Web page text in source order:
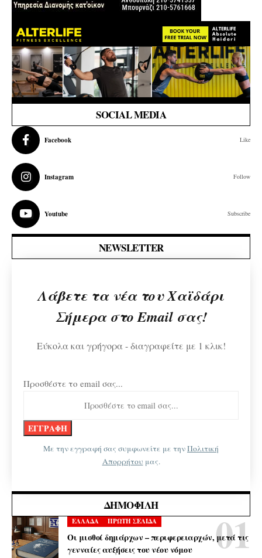
SOCIAL MEDIA
Facebook Like
Instagram Follow
Youtube Subscribe
NEWSLETTER
Λάβετε τα νέα του Χαϊδάρι
Σήμερα στο Email σας!
Εύκολα και γρήγορα - διαγραφείτε με 1 κλικ!
Προσθέστε το email σας...
Με την εγγραφή σας συμφωνείτε με τηνΠολιτική
Απορρήτου μας.
ΔΗΜΟΦΙΛΉ
ΕΛΛΑΔΑ ΠΡΩΤΗ ΣΕΛΙΔΑ
Οι μισθοί δημάρχων – περιφερειαρχών, μετά τις
γενναίες αυξήσεις του νέου νόμου